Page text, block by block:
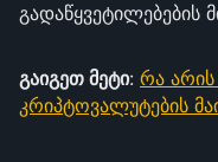
გადაწყვეტილებების
გაიგეთ მეტი: რა
კრიპტოვალუტების